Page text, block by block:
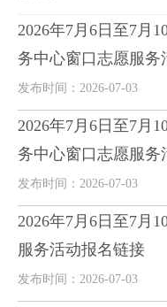
2026年7月6日至7月
务中心窗口志愿服务
发布时间：2026-07-03
2026年7月6日至7月
务中心窗口志愿服务
发布时间：2026-07-03
2026年7月6日至7月
服务活动报名链接
发布时间：2026-07-03